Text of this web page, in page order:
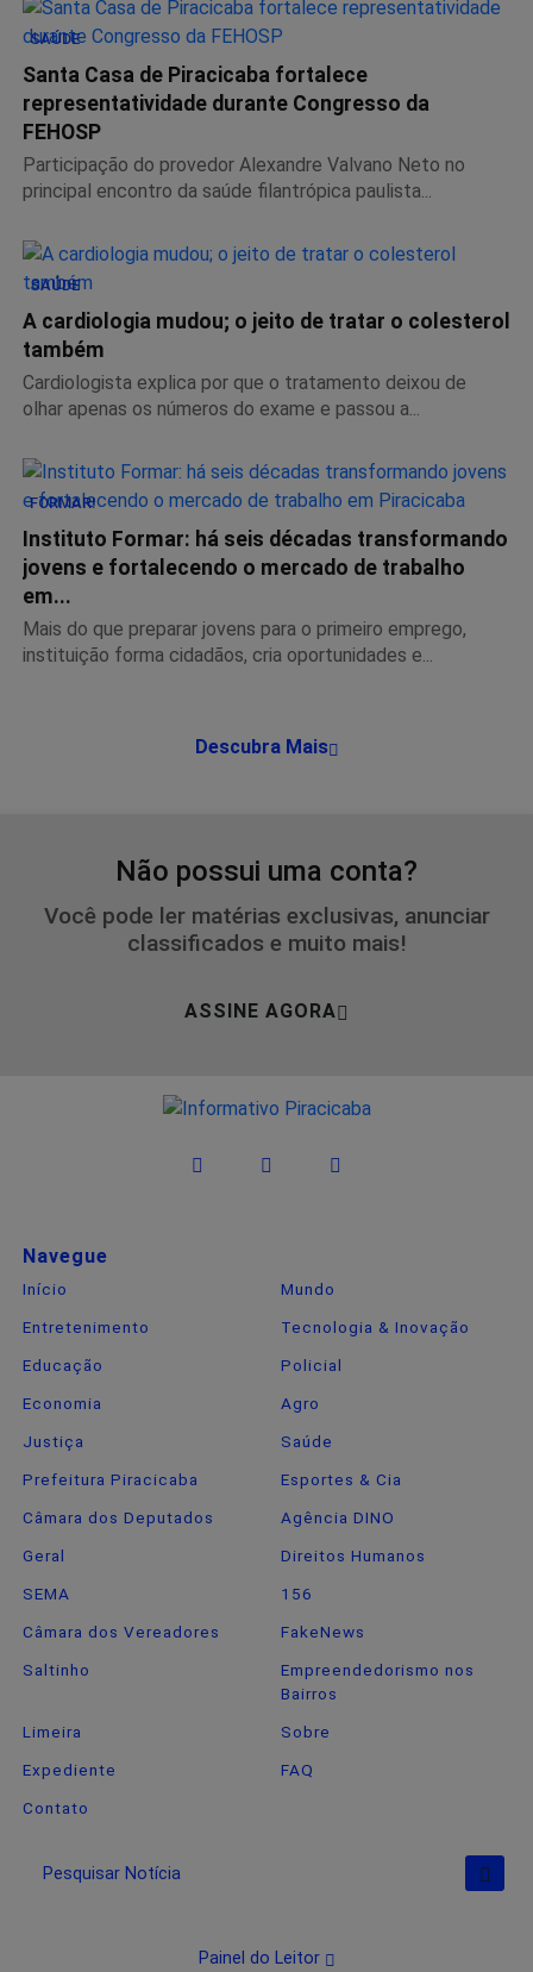
SAÚDE
Santa Casa de Piracicaba fortalece
representatividade durante Congresso da
FEHOSP
Participação do provedor Alexandre Valvano Neto no
principal encontro da saúde filantrópica paulista...
SAÚDE
A cardiologia mudou; o jeito de tratar o colesterol
também
Cardiologista explica por que o tratamento deixou de
olhar apenas os números do exame e passou a...
FORMAR!
Instituto Formar: há seis décadas transformando
jovens e fortalecendo o mercado de trabalho
em...
Mais do que preparar jovens para o primeiro emprego,
instituição forma cidadãos, cria oportunidades e...
Descubra Mais
Não possui uma conta?
Você pode ler matérias exclusivas, anunciar
classificados e muito mais!
ASSINE AGORA
Navegue
Início
Mundo
Entretenimento
Tecnologia & Inovação
Educação
Policial
Economia
Agro
Justiça
Saúde
Prefeitura Piracicaba
Esportes & Cia
Câmara dos Deputados
Agência DINO
Geral
Direitos Humanos
SEMA
156
Câmara dos Vereadores
FakeNews
Saltinho
Empreendedorismo nos
Bairros
Limeira
Sobre
Expediente
FAQ
Contato
Pesquisar Notícia
Painel do Leitor